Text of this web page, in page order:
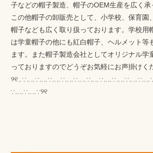
子などの帽子製造、帽子のOEM生産を広く承
この他帽子の卸販売として、小学校、保育園
帽子なども広く取り扱っております。学校用
は学童帽子の他にも紅白帽子、ヘルメット等
ます。また帽子製造会社としてオリジナル学
っておりますのでどうぞお気軽にお声掛けく
∵‥‥∵‥‥∵୨୧